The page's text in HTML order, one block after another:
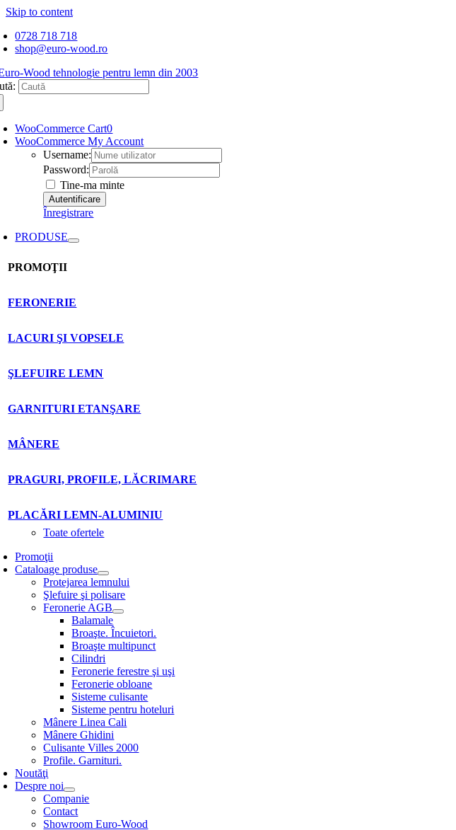
Skip to content
0728 718 718
shop@euro-wood.ro
WooCommerce Cart0
WooCommerce My Account
Username:
Password:
Tine-ma minte
Înregistrare
PRODUSE
PROMOŢII
FERONERIE
LACURI ŞI VOPSELE
ŞLEFUIRE LEMN
GARNITURI ETANŞARE
MÂNERE
PRAGURI, PROFILE, LĂCRIMARE
PLACĂRI LEMN-ALUMINIU
Toate ofertele
Promoţii
Cataloage produse
Protejarea lemnului
Şlefuire şi polisare
Feronerie AGB
Balamale
Broaşte. Încuietori.
Broaşte multipunct
Cilindri
Feronerie ferestre şi uşi
Feronerie obloane
Sisteme culisante
Sisteme pentru hoteluri
Mânere Linea Cali
Mânere Ghidini
Culisante Villes 2000
Profile. Garnituri.
Noutăţi
Despre noi
Companie
Contact
Showroom Euro-Wood